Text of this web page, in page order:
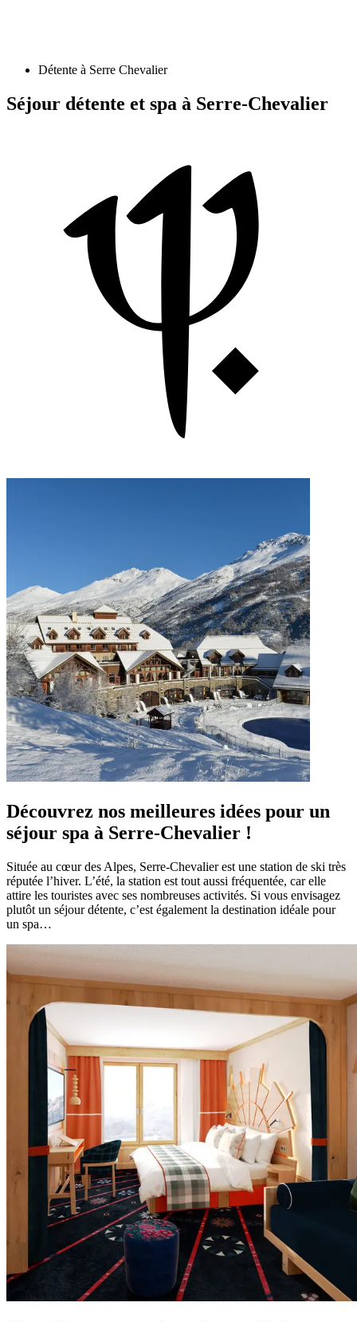
Détente à Serre Chevalier
Séjour détente et spa à Serre-Chevalier
Découvrez nos meilleures idées pour un
séjour spa à Serre-Chevalier !
Située au cœur des Alpes, Serre-Chevalier est une station de ski très
réputée l’hiver. L’été, la station est tout aussi fréquentée, car elle
attire les touristes avec ses nombreuses activités. Si vous envisagez
plutôt un séjour détente, c’est également la destination idéale pour
un spa…